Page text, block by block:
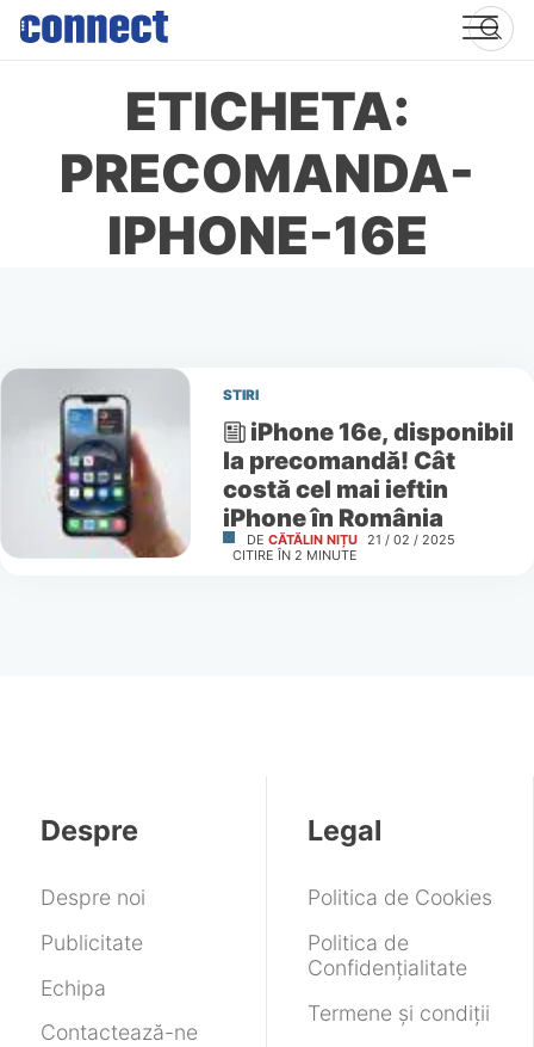
Skip
content
ETICHETA:
PRECOMANDA-
IPHONE-16E
STIRI
iPhone 16e, disponibil
la precomandă! Cât
costă cel mai ieftin
iPhone în România
DE CĂTĂLIN NIȚU 21 / 02 / 2025
CITIRE ÎN 2 MINUTE
Despre
Despre noi
Publicitate
Echipa
Contactează-ne
Legal
Politica de Cookies
Politica de
Confidențialitate
Termene și condiții